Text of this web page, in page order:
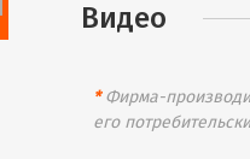
Видео
*Фирма-
его